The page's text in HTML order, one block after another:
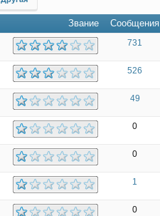
Звание Сообщения
731
526
49
0
0
1
0